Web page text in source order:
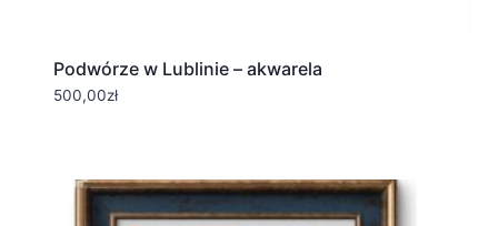
Podwórze w Lublinie – akwarela
500,00zł